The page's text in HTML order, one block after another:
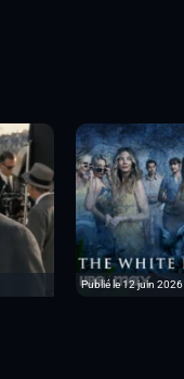
Publié le 12 juin 2026